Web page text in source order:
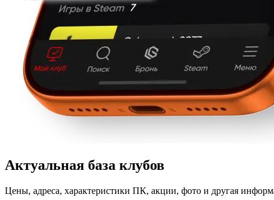
Актуальная база клубов
Цены, адреса, характеристики ПК, акции, фото и другая